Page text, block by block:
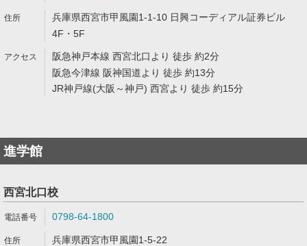
兵庫県西宮市甲風園1-1-10 日興コーディアル証券ビル
4F・5F
阪急神戸本線 西宮北口より 徒歩 約2分
阪急今津線 阪神国道より 徒歩 約13分
JR神戸線(大阪～神戸) 西宮より 徒歩 約15分
進学館
西宮北口校
0798-64-1800
兵庫県西宮市甲風園1-5-22